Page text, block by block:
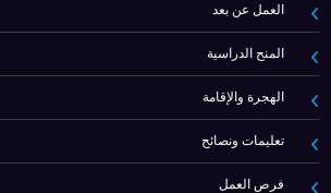
العمل عن بعد
المنح الدراسية
الهجرة والإقامة
تعليمات ونصائح
فرص العمل